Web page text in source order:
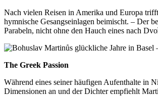
Nach vielen Reisen in Amerika und Europa
hymnische Gesangseinlagen beimischt. – Der
Parabeln, nicht ohne den Hauch eines nach
The Greek Passion
Während eines seiner häufigen Aufenthalte in
Dimensionen an und der Dichter empfiehlt